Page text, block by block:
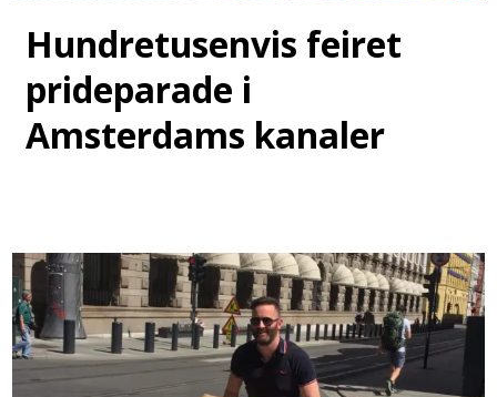
Hundretusenvis feiret
prideparade i
Amsterdams kanaler